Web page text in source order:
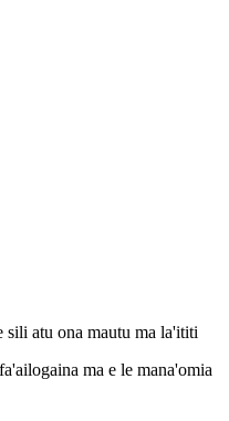
sili atu ona mautu ma la'ititi
ma e le mana'omia